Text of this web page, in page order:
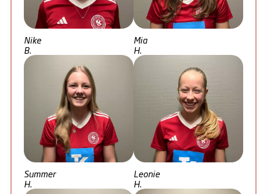
Nike
B.
Mia
H.
Summer
H.
Leonie
H.